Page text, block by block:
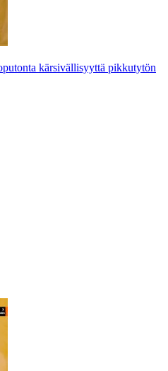
kärsivällisyyttä pikkutytön